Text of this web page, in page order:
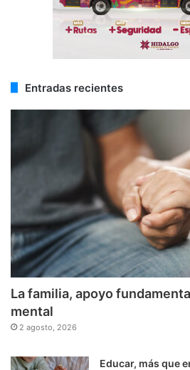
Entradas recientes
La familia, apoyo
mental
2 agosto, 2026
Educar, más que